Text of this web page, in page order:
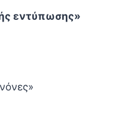
εντύπωσης»